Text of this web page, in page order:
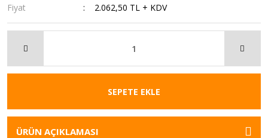
Fiyat
2.062,50 TL + KDV
SEPETE EKLE
ÜRÜN AÇIKLAMASI